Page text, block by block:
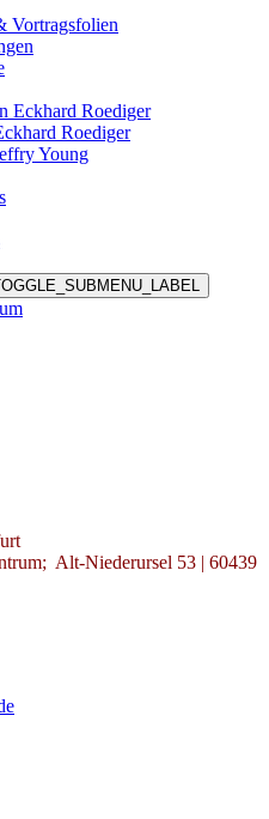
Vortragsfolien
Eckhard Roediger
Roediger
Young
Alt-Niederursel 53 | 60439